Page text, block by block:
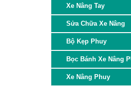
Xe Nâng Tay
Sửa Chữa Xe Nâng
Bộ Kẹp Phuy
Bọc Bánh Xe Nâng
Xe Nâng Phuy